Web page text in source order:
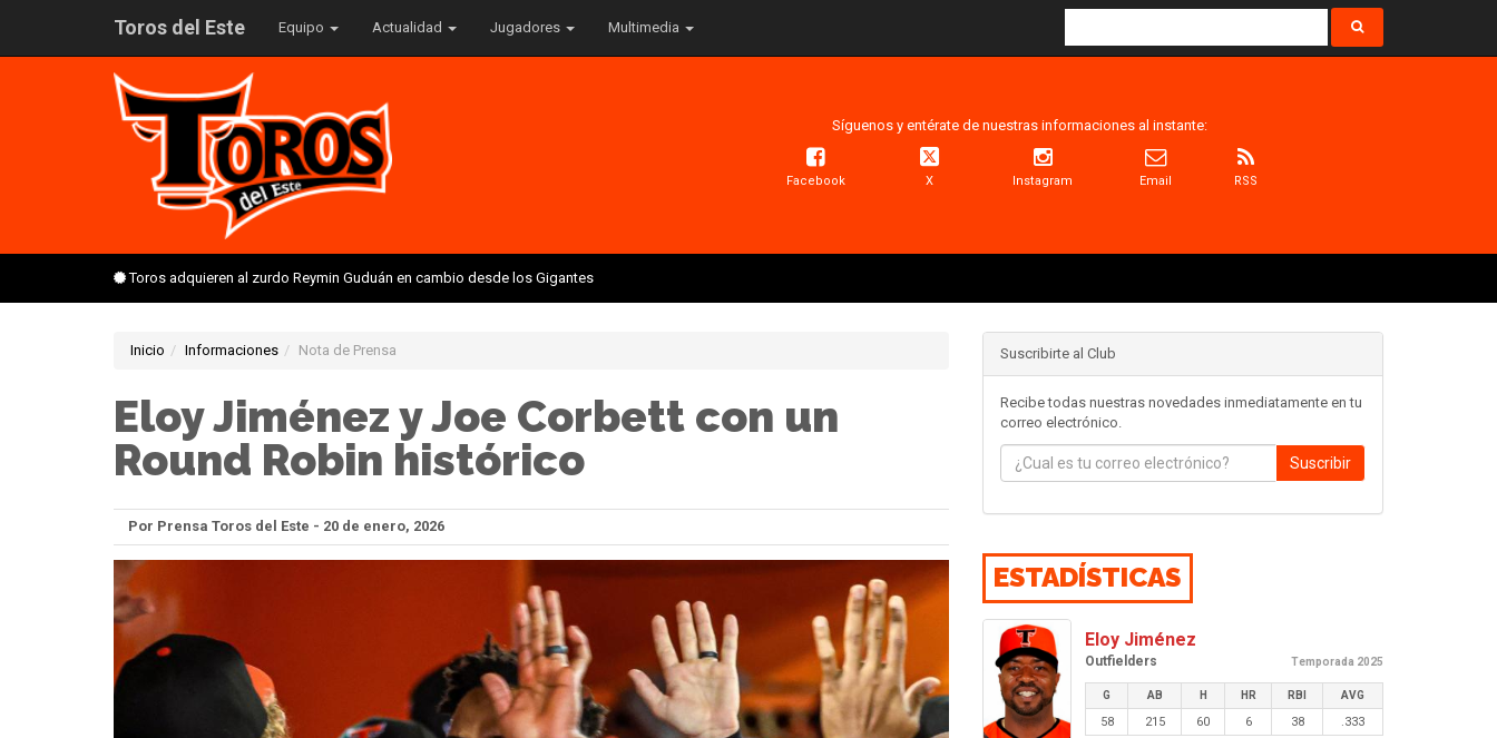
Toros del Este Equipo Actualidad Jugadores Multimedia
Síguenos y entérate de nuestras informaciones al instante:
Facebook X Instagram Email RSS
Toros adquieren al zurdo Reymin Guduán en cambio desde los Gigantes
Inicio Informaciones Nota de Prensa
Eloy Jiménez y Joe Corbett con un
Round Robin histórico
Por Prensa Toros del Este - 20 de enero, 2026
Suscribirte al Club
Recibe todas nuestras novedades inmediatamente en tu
correo electrónico.
Suscribir
ESTADÍSTICAS
Eloy Jiménez
Outfielders Temporada 2025
G AB H HR RBI AVG
58 215 60 6 38 .333